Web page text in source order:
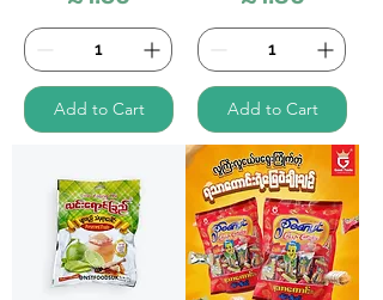
Add to Cart Add to Cart